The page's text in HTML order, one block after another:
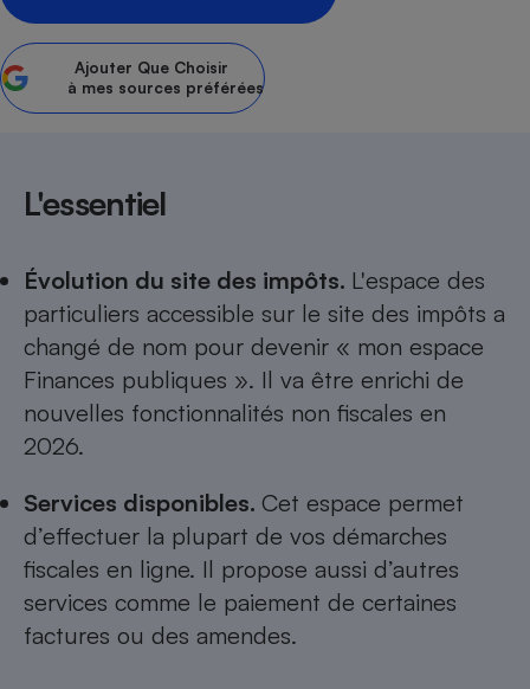
Ajouter Que Choisir
à mes sources préférées
L'essentiel
Évolution du site des impôts. L'espace des
particuliers accessible sur le site des impôts a
changé de nom pour devenir « mon espace
Finances publiques ». Il va être enrichi de
nouvelles fonctionnalités non fiscales en
2026.
Services disponibles. Cet espace permet
d’effectuer la plupart de vos démarches
fiscales en ligne. Il propose aussi d’autres
services comme le paiement de certaines
factures ou des amendes.
Banque
Lave-linge
Plaque de cuisson à
induction
Téléviseur
Téléphone mobile -
Smartphone